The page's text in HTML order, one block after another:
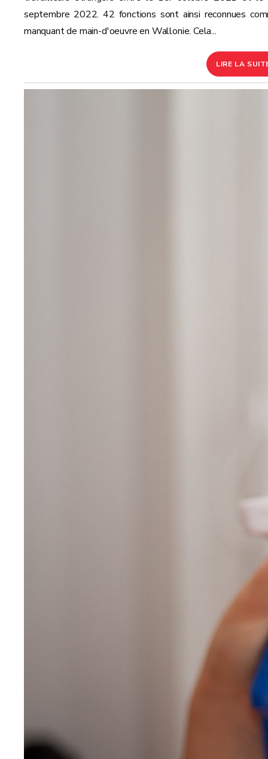
septembre 2022. 42 fonctions sont ainsi reconnues
manquant de main-d'oeuvre en Wallonie. Cela...
LIRE LA